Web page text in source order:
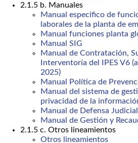
2.1.5 b. Manuales
Manual especifico de
laborales de la planta de
Manual funciones planta
Manual SIG
Manual de Contratación,
Interventoría del IPES V6
2025)
Manual Política de
Manual del sistema de
privacidad de la
Manual de Defensa Judicial
Manual de Gestión y
2.1.5 c. Otros lineamientos
Otros lineamientos